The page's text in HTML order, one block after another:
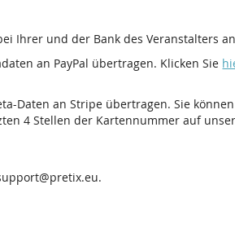
Ihrer und der Bank des Veranstalters
an PayPal übertragen. Klicken Sie
Daten an Stripe übertragen. Sie
4 Stellen der Kartennummer auf